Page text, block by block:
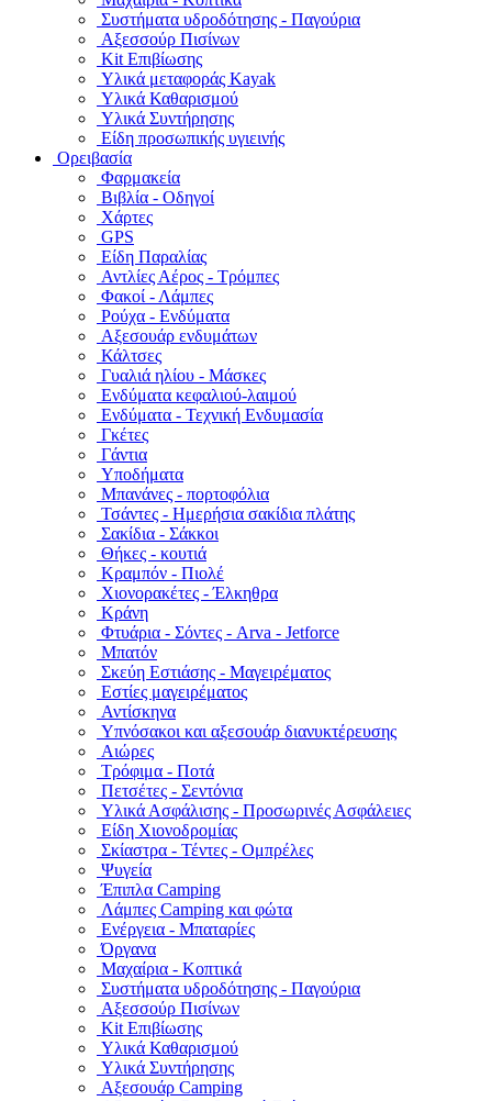
Συστήματα υδροδότησης - Παγούρια
Αξεσσούρ Πισίνων
Kit Επιβίωσης
Υλικά μεταφοράς Kayak
Υλικά Καθαρισμού
Υλικά Συντήρησης
Είδη προσωπικής υγιεινής
Ορειβασία
Φαρμακεία
Βιβλία - Οδηγοί
Χάρτες
GPS
Είδη Παραλίας
Αντλίες Αέρος - Τρόμπες
Φακοί - Λάμπες
Ρούχα - Ενδύματα
Αξεσουάρ ενδυμάτων
Κάλτσες
Γυαλιά ηλίου - Μάσκες
Ενδύματα κεφαλιού-λαιμού
Ενδύματα - Τεχνική Ενδυμασία
Γκέτες
Γάντια
Υποδήματα
Μπανάνες - πορτοφόλια
Τσάντες - Ημερήσια σακίδια πλάτης
Σακίδια - Σάκκοι
Θήκες - κουτιά
Κραμπόν - Πιολέ
Χιονορακέτες - Έλκηθρα
Κράνη
Φτυάρια - Σόντες - Arva - Jetforce
Μπατόν
Σκεύη Εστιάσης - Μαγειρέματος
Εστίες μαγειρέματος
Αντίσκηνα
Υπνόσακοι και αξεσουάρ διανυκτέρευσης
Αιώρες
Τρόφιμα - Ποτά
Πετσέτες - Σεντόνια
Υλικά Ασφάλισης - Προσωρινές Ασφάλειες
Είδη Χιονοδρομίας
Σκίαστρα - Τέντες - Ομπρέλες
Ψυγεία
Έπιπλα Camping
Λάμπες Camping και φώτα
Ενέργεια - Μπαταρίες
Όργανα
Μαχαίρια - Κοπτικά
Συστήματα υδροδότησης - Παγούρια
Αξεσσούρ Πισίνων
Kit Επιβίωσης
Υλικά Καθαρισμού
Υλικά Συντήρησης
Αξεσουάρ Camping